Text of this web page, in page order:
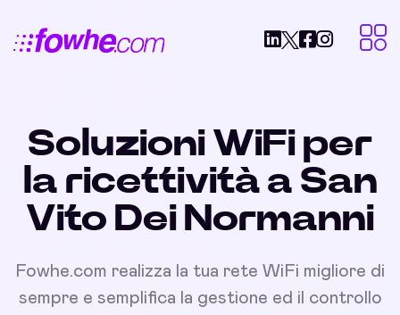
Soluzioni WiFi per
la ricettività a San
Vito Dei Normanni
Fowhe.com realizza la tua rete WiFi migliore di
sempre e semplifica la gestione ed il controllo